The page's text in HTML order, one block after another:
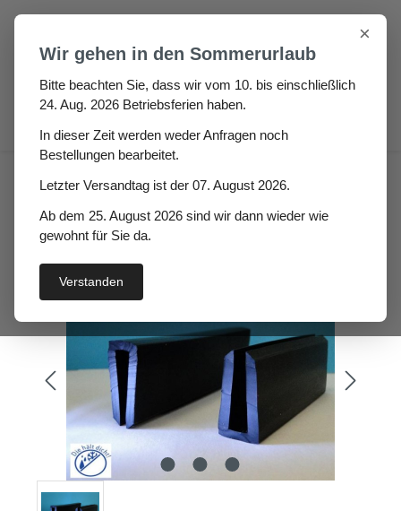
Zum Hauptinhalt springen
Gummi U-Profile Adele
Höhe: 31 x Breite: 16 mm
Bildergalerie überspringen
×
Wir gehen in den Sommerurlaub
Bitte beachten Sie, dass wir vom 10. bis einschließlich
24. Aug. 2026 Betriebsferien haben.
In dieser Zeit werden weder Anfragen noch
Bestellungen bearbeitet.
Letzter Versandtag ist der 07. August 2026.
Ab dem 25. August 2026 sind wir dann wieder wie
gewohnt für Sie da.
Verstanden